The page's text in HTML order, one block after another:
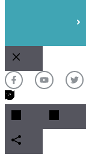
Cerrar